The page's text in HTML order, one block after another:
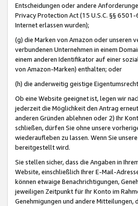
Entscheidungen oder andere
Privacy Protection Act (15 U.S.C. §§
Internet erlassen wurden);
(g) die Marken von Amazon oder unseren
verbundenen Unternehmen in einem
einem anderen Identifikator auf einer
von Amazon-Marken) enthalten; oder
(h) die anderweitig geistige
Ob eine Website geeignet ist, legen wir
jederzeit die Möglichkeit den Antrag
anderen Gründen ablehnen oder 2) Ihr
schließen, dürfen Sie ohne unsere
wiederaufleben zu lassen. Wenn Sie
bereitgestellt wird.
Sie stellen sicher, dass die Angaben in
Website, einschließlich Ihrer E-Mail-
können etwaige Benachrichtigungen,
jeweiligen Zeitpunkt für Ihr Konto im
Genehmigungen und andere